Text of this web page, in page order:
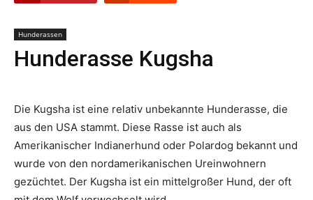
Hunderassen
Hunderasse Kugsha
Die Kugsha ist eine relativ unbekannte Hunderasse, die
aus den USA stammt. Diese Rasse ist auch als
Amerikanischer Indianerhund oder Polardog bekannt und
wurde von den nordamerikanischen Ureinwohnern
gezüchtet. Der Kugsha ist ein mittelgroßer Hund, der oft